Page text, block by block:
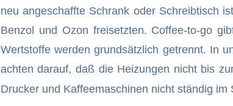
neu angeschaffte Schrank oder Schreibtisch
Benzol und Ozon freisetzten. Coffee-to-go
Wertstoffe werden grundsätzlich getrennt. In
achten darauf, daß die Heizungen nicht bis
Drucker und Kaffeemaschinen nicht ständig im